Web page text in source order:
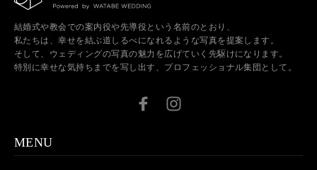
結婚式や教会での案内役や先導役という名前のとおり、
私たちは、幸せを結ぶ道しるべになれるような写真を提案します。
そして、ウェディングの写真の魅力を広げていく先駆けになります。
特別に幸せな気持ちまでを写し出す、プロフェッショナル集団として。
MENU